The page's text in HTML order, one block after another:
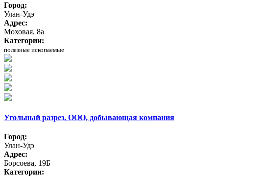
Город:
Улан-Удэ
Адрес:
Моховая, 8а
Категории:
полезные ископаемые
Угольный разрез, ООО, добывающая компания
Город:
Улан-Удэ
Адрес:
Борсоева, 19Б
Категории: